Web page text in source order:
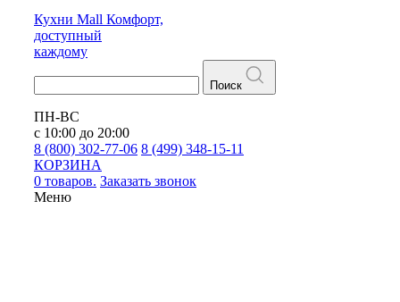
Кухни Mall Комфорт,
доступный
каждому
Поиск
ПН-ВС
с 10:00 до 20:00
8 (800) 302-77-06 8 (499) 348-15-11
КОРЗИНА
0 товаров. Заказать звонок
Меню